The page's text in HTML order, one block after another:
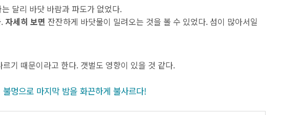
달리 바닷 바람과 파도가 없었다.
자세히 보면 잔잔하게 바닷물이 밀려오는 것을 볼 수 있었다. 섬이 많아서일
기 때문이라고 한다. 갯벌도 영향이 있을 것 같다.
멍으로 마지막 밤을 화끈하게 불사르다!